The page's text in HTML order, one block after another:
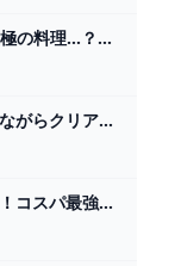
【ティアキン】究極の料理…？の発生場所とやり方【ゼルダの伝説ティアーズオブザキングダム】 - 神ゲー攻略
リンクが食べた物を実際に食べながらクリア目指す企画が地獄過ぎるｗｗｗ【ティアキン】【料理】【ゼルダの伝説ティアーズオブザキングダム】Part1 - YouTube
【攻略】コレ以外作る必要なし！コスパ最強の料理BEST10【ゼルダの伝説 ブレスオブザワイルド】 - YouTube